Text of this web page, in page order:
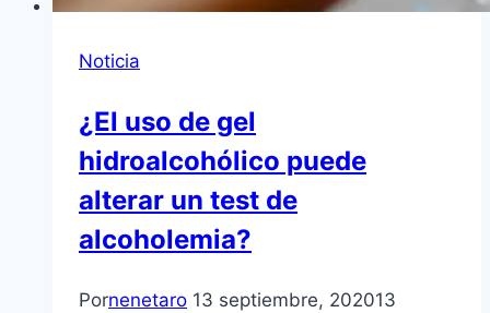
Noticia
¿El uso de gel
hidroalcohólico puede
alterar un test de
alcoholemia?
Pornenetaro 13 septiembre, 202013